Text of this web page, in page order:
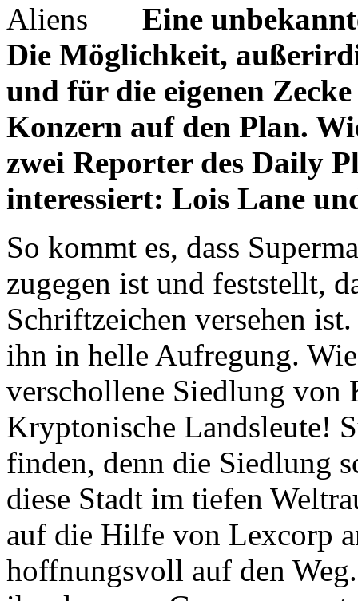
Eine
Die Möglichkeit,
und für die eigenen
Konzern auf den Plan.
zwei Reporter des Daily
interessiert: Lois Lane
So kommt es, dass
zugegen ist und feststellt,
Schriftzeichen versehen
ihn in helle Aufregung.
verschollene Siedlung
Kryptonische Landsleute!
finden, denn die Siedlung
diese Stadt im tiefen
auf die Hilfe von Lexcorp
hoffnungsvoll auf den